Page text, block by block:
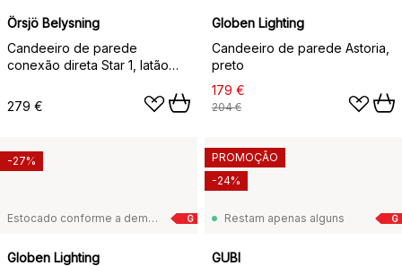
Örsjö Belysning
Candeeiro de parede
conexão direta Star 1, latão
279 €
Globen Lighting
Candeeiro de parede Astoria,
preto
179 €
204 €
G
Estocado conforme a demanda
Globen Lighting
-27%
G
Restam apenas alguns
GUBI
PROMOÇÃO
-24%